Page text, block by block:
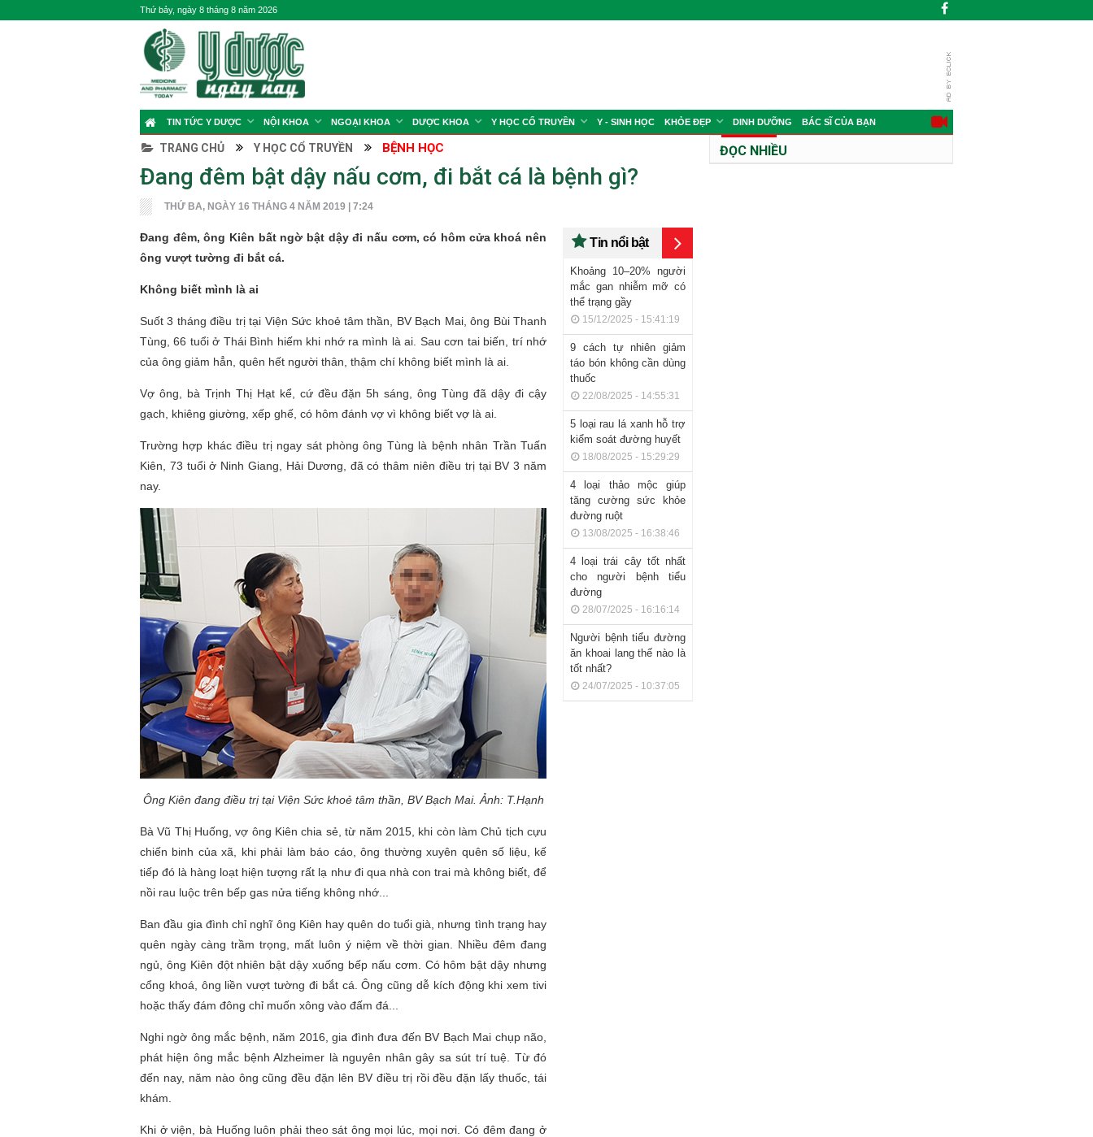
Thứ bảy, ngày 8 tháng 8 năm 2026
TIN TỨC Y DƯỢC NỘI KHOA NGOẠI KHOA DƯỢC KHOA Y HỌC CỔ TRUYỀN Y - SINH HỌC KHỎE ĐẸP DINH DƯỠNG BÁC SĨ CỦA BẠN
TRANG CHỦ Y HỌC CỔ TRUYỀN BỆNH HỌC
Đang đêm bật dậy nấu cơm, đi bắt cá là bệnh gì?
THỨ BA, NGÀY 16 THÁNG 4 NĂM 2019 | 7:24
Đang đêm, ông Kiên bất ngờ bật dậy đi nấu cơm, có hôm cửa khoá nên
ông vượt tường đi bắt cá.
Không biết mình là ai
Suốt 3 tháng điều trị tại Viện Sức khoẻ tâm thần, BV Bạch Mai, ông Bùi Thanh
Tùng, 66 tuổi ở Thái Bình hiếm khi nhớ ra mình là ai. Sau cơn tai biến, trí nhớ
của ông giảm hẳn, quên hết người thân, thậm chí không biết mình là ai.
Vợ ông, bà Trịnh Thị Hạt kể, cứ đều đặn 5h sáng, ông Tùng đã dậy đi cậy
gạch, khiêng giường, xếp ghế, có hôm đánh vợ vì không biết vợ là ai.
Trường hợp khác điều trị ngay sát phòng ông Tùng là bệnh nhân Trần Tuấn
Kiên, 73 tuổi ở Ninh Giang, Hải Dương, đã có thâm niên điều trị tại BV 3 năm
nay.
Ông Kiên đang điều trị tại Viện Sức khoẻ tâm thần, BV Bạch Mai. Ảnh: T.Hạnh
Bà Vũ Thị Huống, vợ ông Kiên chia sẻ, từ năm 2015, khi còn làm Chủ tịch cựu
chiến binh của xã, khi phải làm báo cáo, ông thường xuyên quên số liệu, kế
tiếp đó là hàng loạt hiện tượng rất lạ như đi qua nhà con trai mà không biết, để
nồi rau luộc trên bếp gas nửa tiếng không nhớ...
Ban đầu gia đình chỉ nghĩ ông Kiên hay quên do tuổi già, nhưng tình trạng hay
quên ngày càng trầm trọng, mất luôn ý niệm về thời gian. Nhiều đêm đang
ngủ, ông Kiên đột nhiên bật dậy xuống bếp nấu cơm. Có hôm bật dậy nhưng
cổng khoá, ông liền vượt tường đi bắt cá. Ông cũng dễ kích động khi xem tivi
hoặc thấy đám đông chỉ muốn xông vào đấm đá...
Nghi ngờ ông mắc bệnh, năm 2016, gia đình đưa đến BV Bạch Mai chụp não,
phát hiện ông mắc bệnh Alzheimer là nguyên nhân gây sa sút trí tuệ. Từ đó
đến nay, năm nào ông cũng đều đặn lên BV điều trị rồi đều đặn lấy thuốc, tái
khám.
Khi ở viện, bà Huống luôn phải theo sát ông mọi lúc, mọi nơi. Có đêm đang ở
Tin nổi bật
Khoảng 10–20% người
mắc gan nhiễm mỡ có
thể trạng gầy
15/12/2025 - 15:41:19
9 cách tự nhiên giảm
táo bón không cần dùng
thuốc
22/08/2025 - 14:55:31
5 loại rau lá xanh hỗ trợ
kiểm soát đường huyết
18/08/2025 - 15:29:29
4 loại thảo mộc giúp
tăng cường sức khỏe
đường ruột
13/08/2025 - 16:38:46
4 loại trái cây tốt nhất
cho người bệnh tiểu
đường
28/07/2025 - 16:16:14
Người bệnh tiểu đường
ăn khoai lang thế nào là
tốt nhất?
24/07/2025 - 10:37:05
ĐỌC NHIỀU